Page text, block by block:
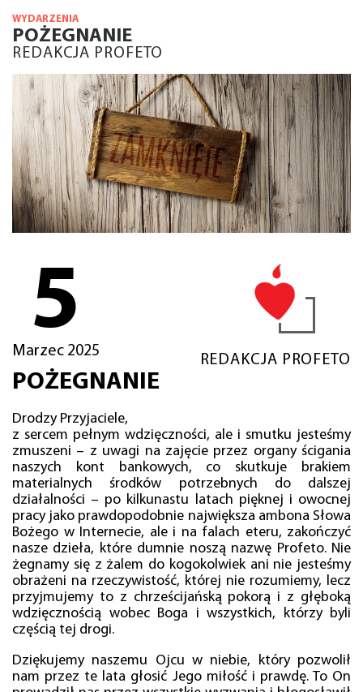
WYDARZENIA
POŻEGNANIE
REDAKCJA PROFETO
5
Marzec 2025
REDAKCJA PROFETO
POŻEGNANIE
Drodzy Przyjaciele,
z sercem pełnym wdzięczności, ale i smutku jesteśmy
zmuszeni – z uwagi na zajęcie przez organy ścigania
naszych kont bankowych, co skutkuje brakiem
materialnych środków potrzebnych do dalszej
działalności – po kilkunastu latach pięknej i owocnej
pracy jako prawdopodobnie największa ambona Słowa
Bożego w Internecie, ale i na falach eteru, zakończyć
nasze dzieła, które dumnie noszą nazwę Profeto. Nie
żegnamy się z żalem do kogokolwiek ani nie jesteśmy
obrażeni na rzeczywistość, której nie rozumiemy, lecz
przyjmujemy to z chrześcijańską pokorą i z głęboką
wdzięcznością wobec Boga i wszystkich, którzy byli
częścią tej drogi.
Dziękujemy naszemu Ojcu w niebie, który pozwolił
nam przez te lata głosić Jego miłość i prawdę. To On